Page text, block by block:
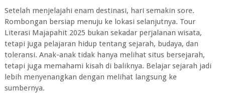
Setelah menjelajahi enam destinasi, hari semakin sore.
Rombongan bersiap menuju ke lokasi selanjutnya. Tour
Literasi Majapahit 2025 bukan sekadar perjalanan wisata,
tetapi juga pelajaran hidup tentang sejarah, budaya, dan
toleransi. Anak-anak tidak hanya melihat situs bersejarah,
tetapi juga memahami kisah di baliknya. Belajar sejarah jadi
lebih menyenangkan dengan melihat langsung ke
sumbernya.